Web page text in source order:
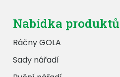
Nabídka produktů
Ráčny GOLA
Sady nářadí